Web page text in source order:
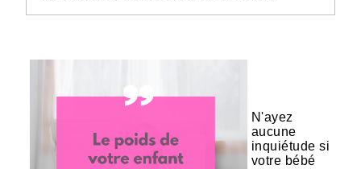
N'ayez
aucune
inquiétude si
votre bébé